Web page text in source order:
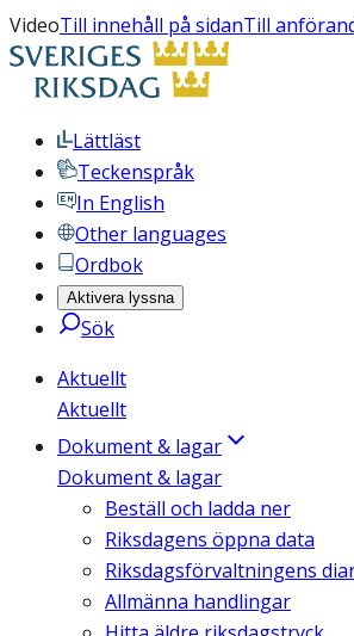
VideoTill innehåll på sidanTill
Lättläst
Teckenspråk
In English
Other languages
Ordbok
Aktivera lyssna
Sök
Aktuellt
Aktuellt
Dokument & lagar
Dokument & lagar
Beställ och ladda ner
Riksdagens öppna data
Riksdagsförvaltningens
Allmänna handlingar